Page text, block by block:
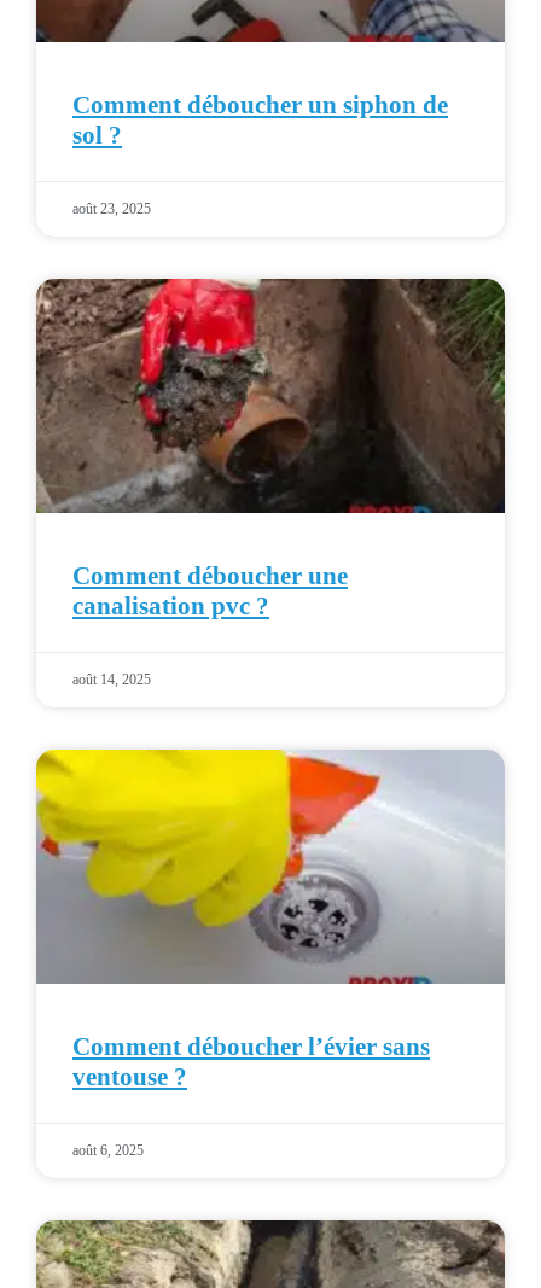
Comment déboucher un siphon de
sol ?
août 23, 2025
Comment déboucher une
canalisation pvc ?
août 14, 2025
Comment déboucher l’évier sans
ventouse ?
août 6, 2025